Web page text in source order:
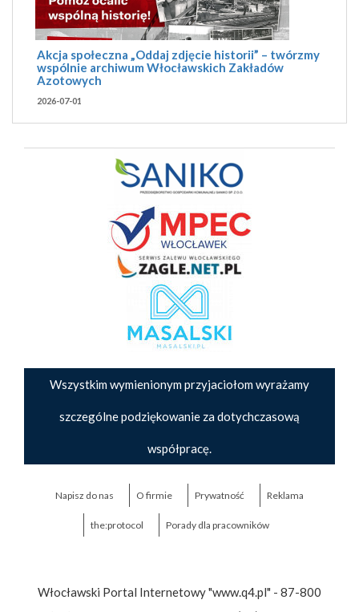
Akcja społeczna „Oddaj zdjęcie historii” – twórzmy
wspólnie archiwum Włocławskich Zakładów
Azotowych
2026-07-01
Wszystkim wymienionym przyjaciołom wyrażamy
szczególne podziękowanie za dotychczasową
współpracę.
Napisz do nas O firmie Prywatność Reklama
the:protocol Porady dla pracowników
Włocławski Portal Internetowy "www.q4.pl" - 87-800